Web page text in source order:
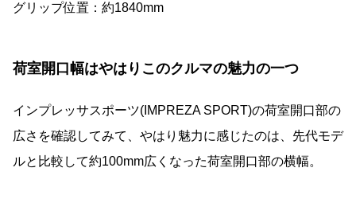
グリップ位置：約1840mm
荷室開口幅はやはりこのクルマの魅力の一つ
インプレッサスポーツ(IMPREZA SPORT)の荷室開口部の
広さを確認してみて、やはり魅力に感じたのは、先代モデ
ルと比較して約100mm広くなった荷室開口部の横幅。